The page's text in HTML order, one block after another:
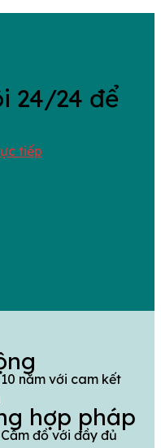
24/24 để
tiếp
năm với cam kết
hợp pháp
đồ với đầy đủ